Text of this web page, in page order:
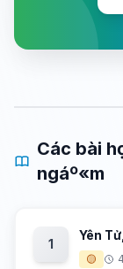
Các bài
ngáº«m
1
Yên
🟡